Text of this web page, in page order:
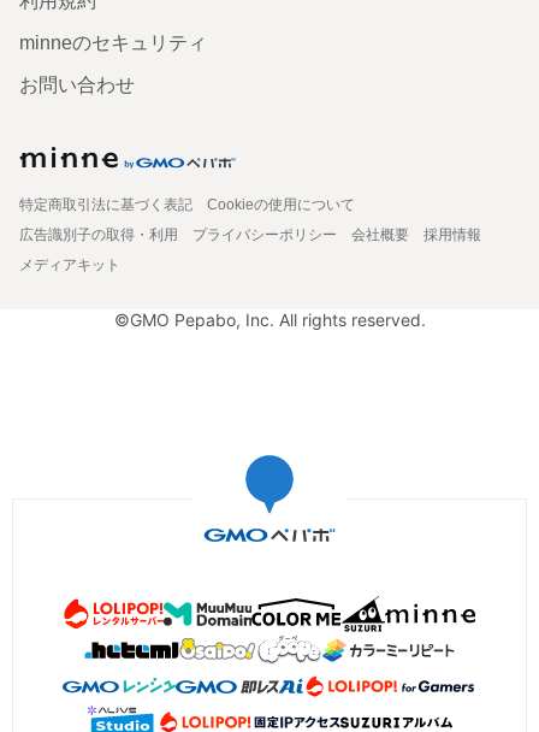
minneのセキュリティ
お問い合わせ
特定商取引法に基づく表記
Cookieの使用について
広告識別子の取得・利用
プライバシーポリシー 会社概要
採用情報
メディアキット
©GMO Pepabo, Inc. All rights reserved.